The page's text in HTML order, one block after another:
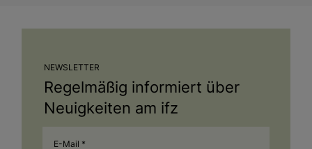
Regelmäßig informiert über
Neuigkeiten am ifz
NEWSLETTER